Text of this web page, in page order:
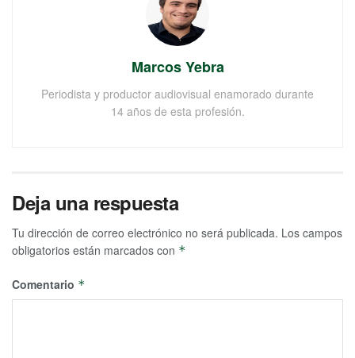
Marcos Yebra
Periodista y productor audiovisual enamorado durante
14 años de esta profesión.
Deja una respuesta
Tu dirección de correo electrónico no será publicada. Los campos
obligatorios están marcados con *
Comentario *